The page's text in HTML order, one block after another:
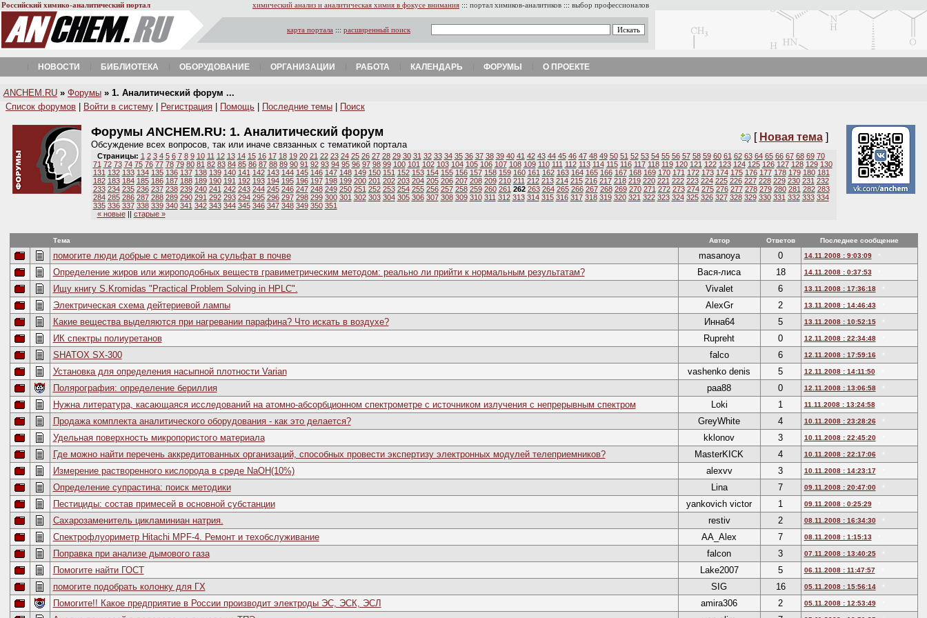
Российский химико-аналитический портал химический анализ и аналитическая химия в фокусе внимания ::: портал химиков-аналитиков ::: выбор профессионалов
карта портала ::: расширенный поиск
НОВОСТИ БИБЛИОТЕКА ОБОРУДОВАНИЕ ОРГАНИЗАЦИИ РАБОТА КАЛЕНДАРЬ ФОРУМЫ О ПРОЕКТЕ
A NCHEM.RU » Форумы » 1. Аналитический форум ...
Список форумов
Войти в систему Регистрация Помощь Последние темы Поиск
ФорумыANCHEM.RU: 1. Аналитический форум
Обсуждение всех вопросов, так или иначе связанных с тематикой портала
[ Новая тема]
Страницы: 1 2 3 4 5 6 7 8 9 10 11 12 13 14 15 16 17 18 19 20 21 22 23 24 25 26 27 28 29 30 31 32 33 34 35 36 37 38 39 40 41 42 43 44 45 46 47 48 49 50 51 52 53 54 55 56 57 58 59 60 61 62 63 64 65 66 67 68 69 70
71 72 73 74 75 76 77 78 79 80 81 82 83 84 85 86 87 88 89 90 91 92 93 94 95 96 97 98 99 100 101 102 103 104 105 106 107 108 109 110 111 112 113 114 115 116 117 118 119 120 121 122 123 124 125 126 127 128 129 130
131 132 133 134 135 136 137 138 139 140 141 142 143 144 145 146 147 148 149 150 151 152 153 154 155 156 157 158 159 160 161 162 163 164 165 166 167 168 169 170 171 172 173 174 175 176 177 178 179 180 181
182 183 184 185 186 187 188 189 190 191 192 193 194 195 196 197 198 199 200 201 202 203 204 205 206 207 208 209 210 211 212 213 214 215 216 217 218 219 220 221 222 223 224 225 226 227 228 229 230 231 232
233 234 235 236 237 238 239 240 241 242 243 244 245 246 247 248 249 250 251 252 253 254 255 256 257 258 259 260 261 262 263 264 265 266 267 268 269 270 271 272 273 274 275 276 277 278 279 280 281 282 283
284 285 286 287 288 289 290 291 292 293 294 295 296 297 298 299 300 301 302 303 304 305 306 307 308 309 310 311 312 313 314 315 316 317 318 319 320 321 322 323 324 325 326 327 328 329 330 331 332 333 334
335 336 337 338 339 340 341 342 343 344 345 346 347 348 349 350 351
« новые|| старые »
Тема Автор Ответов Последнее сообщение
помогите люди добрые с методикой на сульфат в почве masanoya 0 14.11.2008 : 9:03:09
Определение жиров или жироподобных веществ гравиметрическим методом: реально ли прийти к нормальным результатам? Вася-лиса 18 14.11.2008 : 0:37:53
Ищу книгу S.Kromidas "Practical Problem Solving in HPLC". Vivalet 6 13.11.2008 : 17:36:18
Электрическая схема дейтериевой лампы AlexGr 2 13.11.2008 : 14:46:43
Какие вещества выделяются при нагревании парафина? Что искать в воздухе? Инна64 5 13.11.2008 : 10:52:15
ИК спектры полиуретанов Rupreht 0 12.11.2008 : 22:34:48
SHATOX SX-300 falco 6 12.11.2008 : 17:59:16
Установка для определения насыпной плотности Varian vashenko denis 5 12.11.2008 : 14:11:50
Полярография: определение бериллия paa88 0 12.11.2008 : 13:06:58
Нужна литература, касающаяся исследований на атомно-абсорбционном спектрометре с источником излучения с непрерывным спектром Loki 1 11.11.2008 : 13:24:58
Продажа комплекта аналитического оборудования - как это делается? GreyWhite 4 10.11.2008 : 23:28:26
Удельная поверхность микропористого материала kklonov 3 10.11.2008 : 22:45:20
Где можно найти перечень аккредитованных организаций, способных провести экспертизу электронных модулей телеприемников? MasterKICK 4 10.11.2008 : 22:17:06
Измерение растворенного кислорода в среде NaOH(10%) alexvv 3 10.11.2008 : 14:23:17
Определение супрастина: поиск методики Lina 7 09.11.2008 : 20:47:00
Пестициды: состав примесей в основной субстанции yankovich victor 1 09.11.2008 : 0:25:29
Сахарозаменитель цикламиниан натрия. restiv 2 08.11.2008 : 16:34:30
Спектрофлуориметр Hitachi MPF-4. Ремонт и техобслуживание AA_Alex 7 08.11.2008 : 1:15:13
Поправка при анализе дымового газа falcon 3 07.11.2008 : 13:40:25
Помогите найти ГОСТ Lake2007 5 06.11.2008 : 11:47:57
помогите подобрать колонку для ГХ SIG 16 05.11.2008 : 15:56:14
Помогите!! Какое предприятие в России производит электроды ЭС, ЭСК, ЭСЛ amira306 2 05.11.2008 : 12:53:49